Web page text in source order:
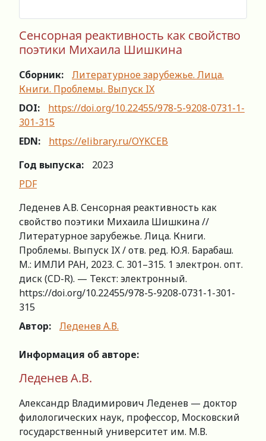
Сенсорная реактивность как свойство
поэтики Михаила Шишкина
Сборник:
Литературное зарубежье. Лица.
Книги. Проблемы. Выпуск IX
DOI:
https://doi.org/10.22455/978-5-9208-0731-1-
301-315
EDN:
https://elibrary.ru/OYKCEB
Год выпуска:
2023
PDF
Леденев А.В. Сенсорная реактивность как
свойство поэтики Михаила Шишкина //
Литературное зарубежье. Лица. Книги.
Проблемы. Выпуск IX / отв. ред. Ю.Я. Барабаш.
М.: ИМЛИ РАН, 2023. С. 301–315. 1 электрон. опт.
диск (CD-R). — Текст: электронный.
https://doi.org/10.22455/978-5-9208-0731-1-301-
315
Автор:
Леденев А.В.
Информация об авторе:
Леденев А.В.
Александр Владимирович Леденев — доктор
филологических наук, профессор, Московский
государственный университет им. М.В.